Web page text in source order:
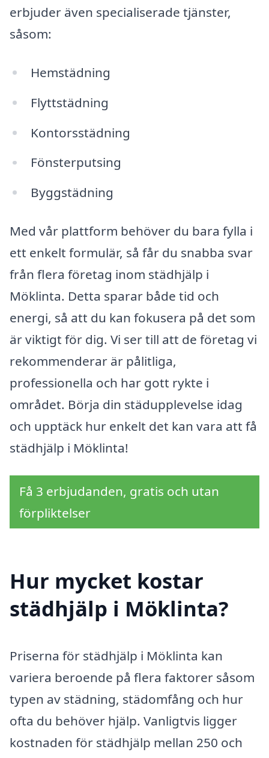
erbjuder även specialiserade tjänster,
såsom:
Hemstädning
Flyttstädning
Kontorsstädning
Fönsterputsing
Byggstädning
Med vår plattform behöver du bara fylla i
ett enkelt formulär, så får du snabba svar
från flera företag inom städhjälp i
Möklinta. Detta sparar både tid och
energi, så att du kan fokusera på det som
är viktigt för dig. Vi ser till att de företag vi
rekommenderar är pålitliga,
professionella och har gott rykte i
området. Börja din städupplevelse idag
och upptäck hur enkelt det kan vara att få
städhjälp i Möklinta!
Få 3 erbjudanden, gratis och utan
förpliktelser
Hur mycket kostar
städhjälp i Möklinta?
Priserna för städhjälp i Möklinta kan
variera beroende på flera faktorer såsom
typen av städning, städomfång och hur
ofta du behöver hjälp. Vanligtvis ligger
kostnaden för städhjälp mellan 250 och